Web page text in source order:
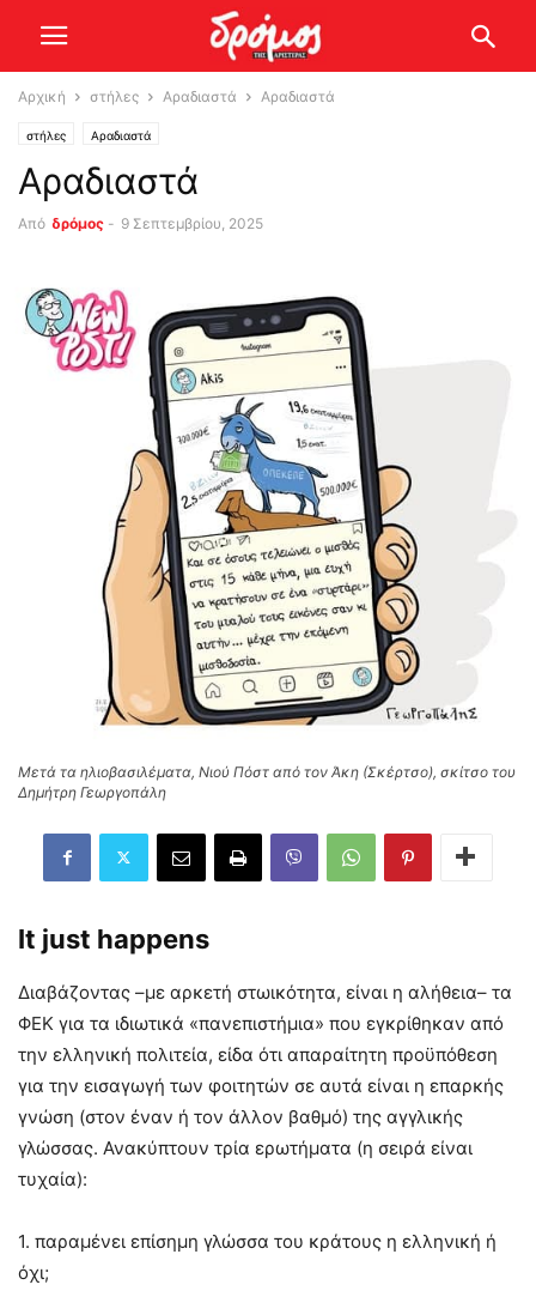
Αρχική στήλες Αραδιαστά Αραδιαστά
στήλες Αραδιαστά
Αραδιαστά
Από δρόμος - 9 Σεπτεμβρίου, 2025
Μετά τα ηλιοβασιλέματα, Νιού Πόστ από τον Άκη (Σκέρτσο), σκίτσο του
Δημήτρη Γεωργοπάλη
It just happens
Διαβάζοντας –με αρκετή στωικότητα, είναι η αλήθεια– τα
ΦΕΚ για τα ιδιωτικά «πανεπιστήμια» που εγκρίθηκαν από
την ελληνική πολιτεία, είδα ότι απαραίτητη προϋπόθεση
για την εισαγωγή των φοιτητών σε αυτά είναι η επαρκής
γνώση (στον έναν ή τον άλλον βαθμό) της αγγλικής
γλώσσας. Ανακύπτουν τρία ερωτήματα (η σειρά είναι
τυχαία):
1. παραμένει επίσημη γλώσσα του κράτους η ελληνική ή
όχι;